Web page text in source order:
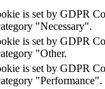
is set by GDPR
"Necessary".
is set by GDPR
"Other.
is set by GDPR
"Performance".